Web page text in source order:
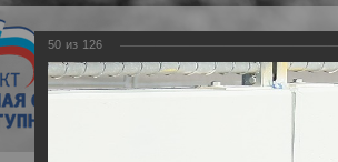
50 из 126